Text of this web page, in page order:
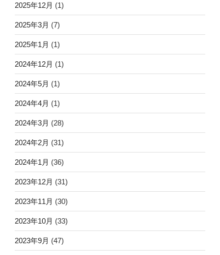
2025年12月 (1)
2025年3月 (7)
2025年1月 (1)
2024年12月 (1)
2024年5月 (1)
2024年4月 (1)
2024年3月 (28)
2024年2月 (31)
2024年1月 (36)
2023年12月 (31)
2023年11月 (30)
2023年10月 (33)
2023年9月 (47)